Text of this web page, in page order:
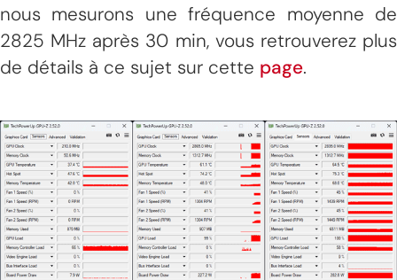
nous mesurons une fréquence moyenne de
2825 MHz après 30 min, vous retrouverez plus
de détails à ce sujet sur cette page.